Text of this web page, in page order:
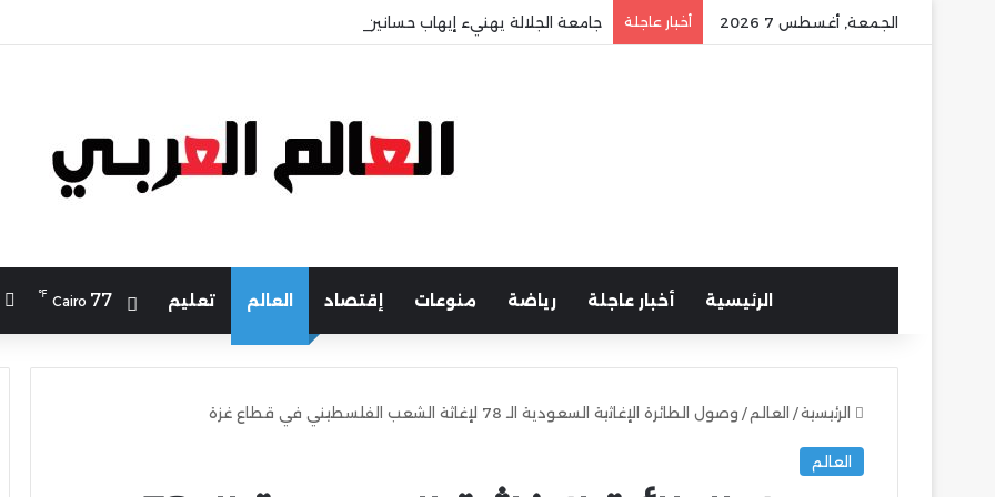
الجمعة, أغسطس 7 2026 أخبار عاجلة جامعة الجلالة يهنيء إيهاب حسانين لتعيينه أمينًا عامًا لمجلس الجامعات الخاصة
الرئيسية أخبار عاجلة رياضة منوعات إقتصاد العالم تعليم Cairo 77
℉
الرئيسية/ العالم / وصول الطائرة الإغاثية السعودية الـ 78 لإغاثة الشعب الفلسطيني في قطاع غزة
العالم